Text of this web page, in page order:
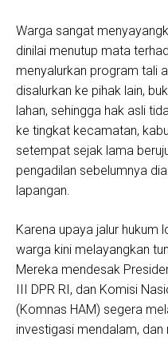
Warga sangat
dinilai menutup mata
menyalurkan program tali
disalurkan ke pihak lain,
lahan, sehingga hak asli
ke tingkat kecamatan,
setempat sejak lama
pengadilan sebelumnya
lapangan.
Karena upaya jalur hukum
warga kini melayangkan
Mereka mendesak
III DPR RI, dan Komisi
(Komnas HAM) segera
investigasi mendalam,